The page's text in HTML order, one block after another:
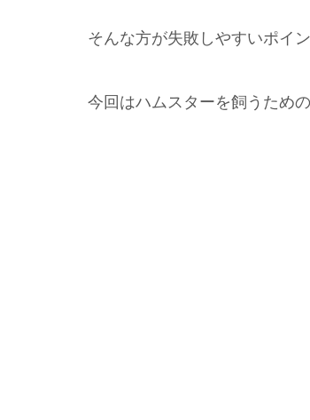
そんな方が失敗しやすいポイ
今回はハムスターを飼うため